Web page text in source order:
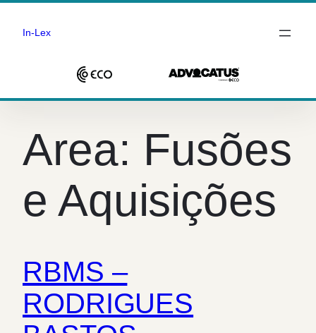
Saltar
conteúdo
In-Lex
Area: Fusões
e Aquisições
RBMS –
RODRIGUES